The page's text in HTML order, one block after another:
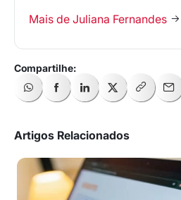
Mais de Juliana Fernandes
Artigos Relacionados